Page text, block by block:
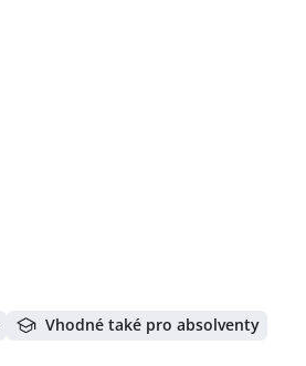
Vhodné také pro absolventy